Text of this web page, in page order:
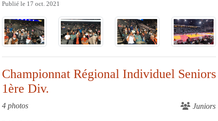
Publié le 17 oct. 2021
Championnat Régional Individuel Seniors
1ère Div.
4 photos Juniors